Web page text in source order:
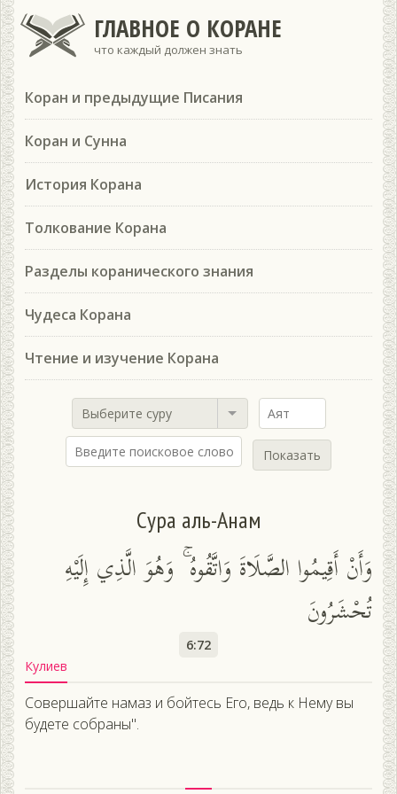
ГЛАВНОЕ О КОРАНЕ
что каждый должен знать
Коран и предыдущие Писания
Коран и Сунна
История Корана
Толкование Корана
Разделы коранического знания
Чудеса Корана
Чтение и изучение Корана
Выберите суру
Показать
Сура аль-Анам
وَأَنْ أَقِيمُوا الصَّلَاةَ وَاتَّقُوهُ ۚ وَهُوَ الَّذِي إِلَيْهِ
تُحْشَرُونَ
6:72
Кулиев
Совершайте намаз и бойтесь Его, ведь к Нему вы
будете собраны".